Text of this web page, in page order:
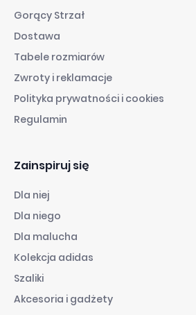
Gorący Strzał
Dostawa
Tabele rozmiarów
Zwroty i reklamacje
Polityka prywatności i cookies
Regulamin
Zainspiruj się
Dla niej
Dla niego
Dla malucha
Kolekcja adidas
Szaliki
Akcesoria i gadżety